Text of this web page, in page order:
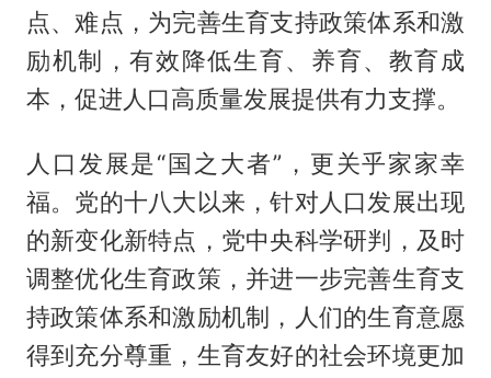
点、难点，为完善生育支持政策体系和激
励机制，有效降低生育、养育、教育成
本，促进人口高质量发展提供有力支撑。
人口发展是“国之大者”，更关乎家家幸
福。党的十八大以来，针对人口发展出现
的新变化新特点，党中央科学研判，及时
调整优化生育政策，并进一步完善生育支
持政策体系和激励机制，人们的生育意愿
得到充分尊重，生育友好的社会环境更加